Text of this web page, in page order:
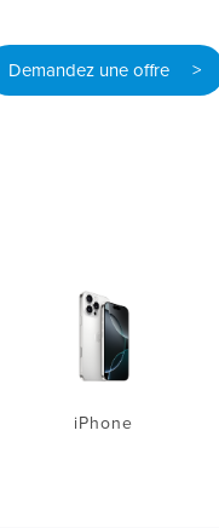
Demandez une offre >
iPhone